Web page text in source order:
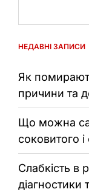
НЕДАВНІ ЗАПИСИ
Як
причини та
Що можна
соковитого
Слабкість в
діагностики